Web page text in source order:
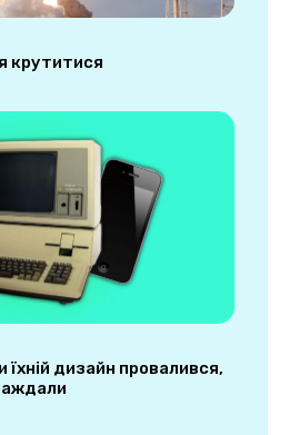
крутитися
їхній дизайн провалився,